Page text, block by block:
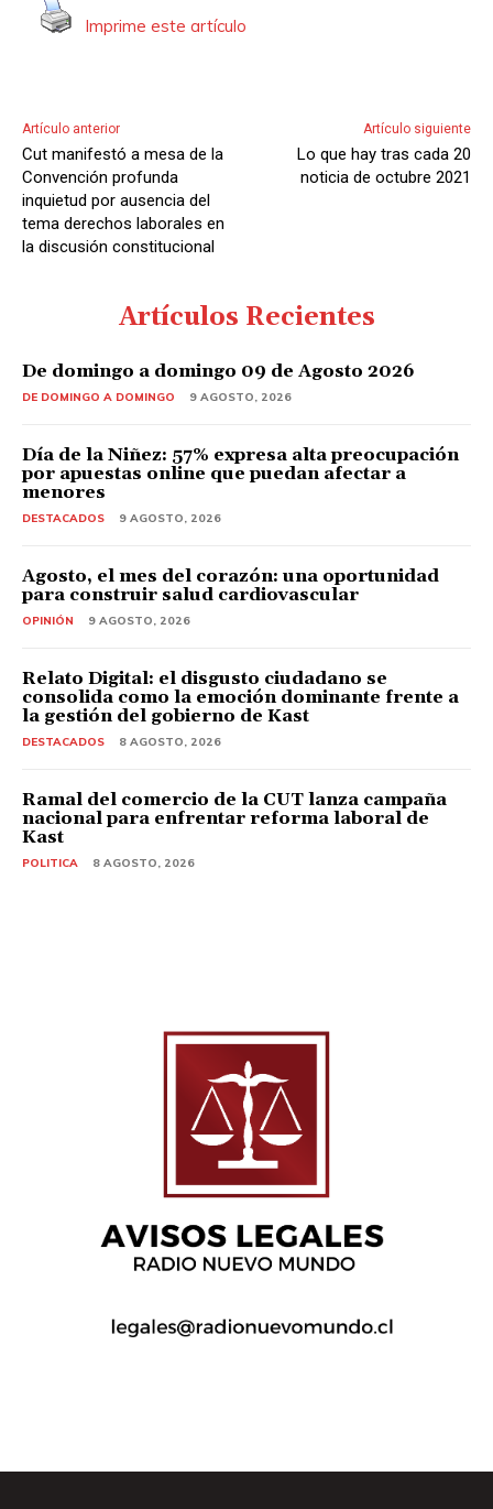
o
Imprime este artículo
Artículo anterior
Cut manifestó a mesa de la
Convención profunda
inquietud por ausencia del
tema derechos laborales en
la discusión constitucional
Artículo siguiente
Lo que hay tras cada 20
noticia de octubre 2021
Artículos Recientes
De domingo a domingo 09 de Agosto 2026
DE DOMINGO A DOMINGO 9 AGOSTO, 2026
Día de la Niñez: 57% expresa alta preocupación
por apuestas online que puedan afectar a
menores
DESTACADOS 9 AGOSTO, 2026
Agosto, el mes del corazón: una oportunidad
para construir salud cardiovascular
OPINIÓN 9 AGOSTO, 2026
Relato Digital: el disgusto ciudadano se
consolida como la emoción dominante frente a
la gestión del gobierno de Kast
DESTACADOS 8 AGOSTO, 2026
Ramal del comercio de la CUT lanza campaña
nacional para enfrentar reforma laboral de
Kast
POLITICA 8 AGOSTO, 2026